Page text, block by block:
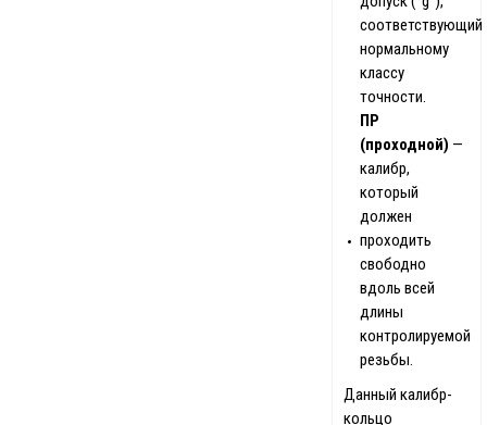
соответствующий
нормальному
классу
точности.
ПР
(проходной) —
калибр,
который
должен
проходить
свободно
вдоль всей
длины
контролируемой
резьбы.
Данный калибр-
кольцо